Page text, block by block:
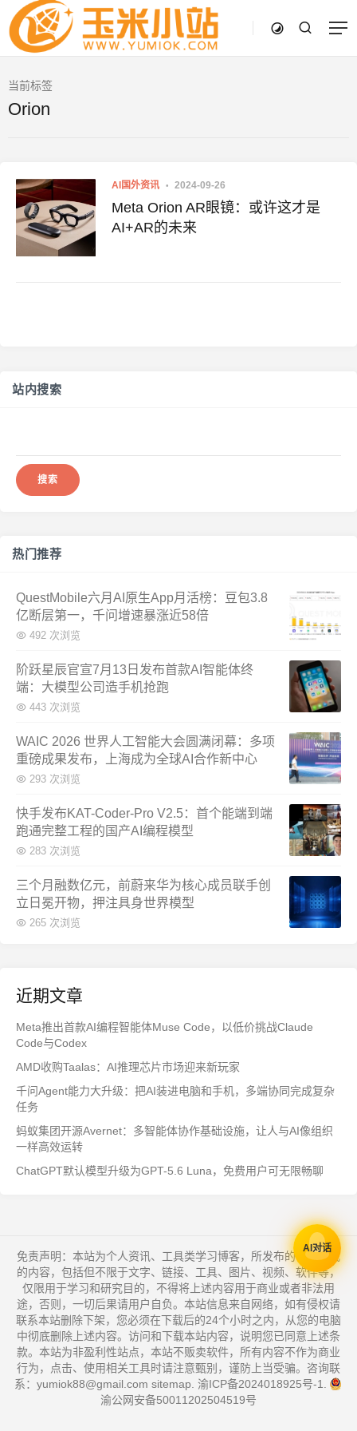
当前标签
Orion
AI国外资讯 2024-09-26
Meta Orion AR眼镜：或许这才是
AI+AR的未来
站内搜索
热门推荐
QuestMobile六月AI原生App月活榜：豆包3.8
亿断层第一，千问增速暴涨近58倍
492 次浏览
阶跃星辰官宣7月13日发布首款AI智能体终
端：大模型公司造手机抢跑
443 次浏览
WAIC 2026 世界人工智能大会圆满闭幕：多项
重磅成果发布，上海成为全球AI合作新中心
293 次浏览
快手发布KAT-Coder-Pro V2.5：首个能端到端
跑通完整工程的国产AI编程模型
283 次浏览
三个月融数亿元，前蔚来华为核心成员联手创
立日冕开物，押注具身世界模型
265 次浏览
近期文章
Meta推出首款AI编程智能体Muse Code，以低价挑战Claude
Code与Codex
AMD收购Taalas：AI推理芯片市场迎来新玩家
千问Agent能力大升级：把AI装进电脑和手机，多端协同完成复杂
任务
蚂蚁集团开源Avernet：多智能体协作基础设施，让人与AI像组织
一样高效运转
ChatGPT默认模型升级为GPT-5.6 Luna，免费用户可无限畅聊
免责声明：本站为个人资讯、工具类学习博客，所发布的一切形式
的内容，包括但不限于文字、链接、工具、图片、视频、软件等，
仅限用于学习和研究目的，不得将上述内容用于商业或者非法用
途，否则，一切后果请用户自负。本站信息来自网络，如有侵权请
联系本站删除下架，您必须在下载后的24个小时之内，从您的电脑
中彻底删除上述内容。访问和下载本站内容，说明您已同意上述条
款。本站为非盈利性站点，本站不贩卖软件，所有内容不作为商业
行为，点击、使用相关工具时请注意甄别，谨防上当受骗。咨询联
系：yumiok88@gmail.com sitemap 渝ICP备2024018925号-1
渝公网安备50011202504519号
AI对话